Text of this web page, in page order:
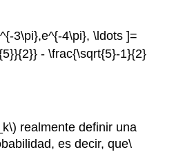
3\pi},e^{-4\pi}, \ldots ]=
- \frac{\sqrt{5}-1}{2}
realmente definir una
es decir, que\